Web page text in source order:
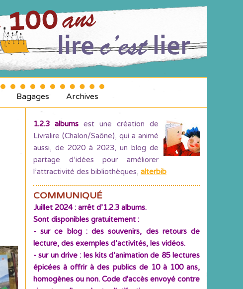
Bagages Archives
1.2.3 albums est une création de
Livralire (Chalon/Saône), qui a animé
aussi, de 2020 à 2023, un blog de
partage d’idées pour améliorer
l’attractivité des bibliothèques, alterbib
COMMUNIQUÉ
Juillet 2024 : arrêt d’1.2.3 albums.
Sont disponibles gratuitement :
- sur ce blog : des souvenirs, des retours de
lecture, des exemples d’activités, les vidéos.
- sur un drive : les kits d’animation de 85 lectures
épicées à offrir à des publics de 10 à 100 ans,
homogènes ou non. Code d'accès envoyé contre